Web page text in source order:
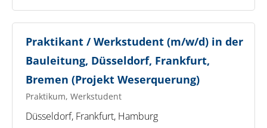
Praktikant / Werkstudent (m/w/d) in der
Bauleitung, Düsseldorf, Frankfurt,
Bremen (Projekt Weserquerung)
Praktikum, Werkstudent
Düsseldorf, Frankfurt, Hamburg